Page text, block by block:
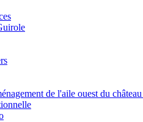
de l'aile ouest du